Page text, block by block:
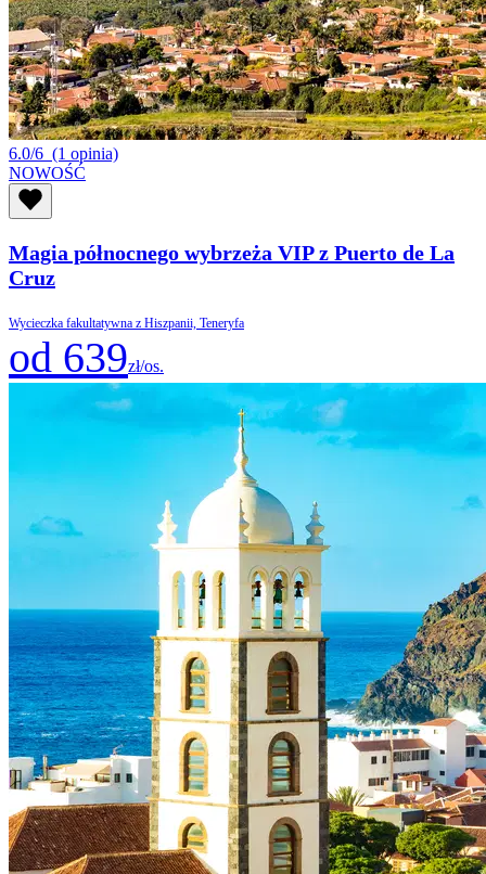
6.0/6 (1 opinia)
NOWOŚĆ
Magia północnego wybrzeża VIP z Puerto de La
Cruz
Wycieczka fakultatywna z Hiszpanii, Teneryfa
od 639zł/os.